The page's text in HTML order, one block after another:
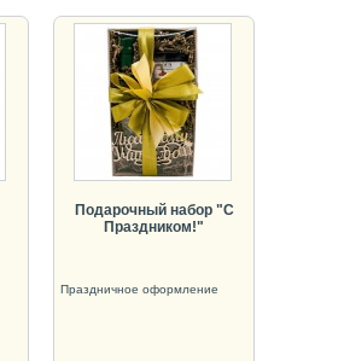
Подарочный набор "С
Праздником!"
Праздничное оформление